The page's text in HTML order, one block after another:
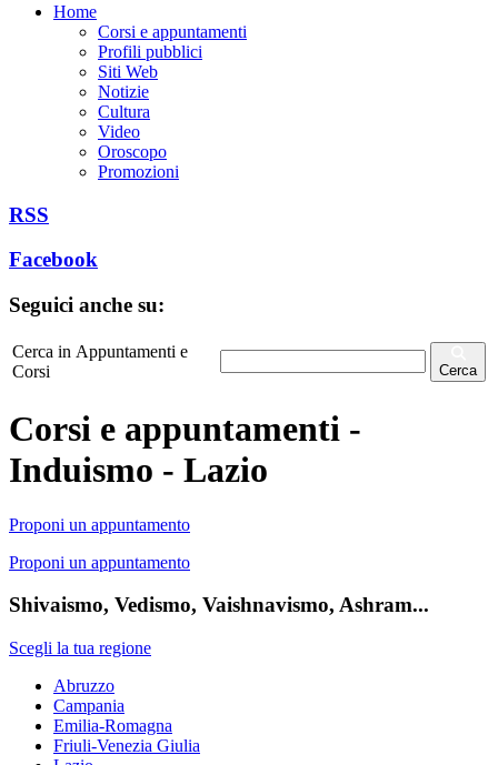
Home
Corsi e appuntamenti
Profili pubblici
Siti Web
Notizie
Cultura
Video
Oroscopo
Promozioni
RSS
Facebook
Seguici anche su:
Cerca in Appuntamenti e
Corsi
Cerca
Corsi e appuntamenti -
Induismo - Lazio
Proponi un appuntamento
Proponi un appuntamento
Shivaismo, Vedismo, Vaishnavismo, Ashram...
Scegli la tua regione
Abruzzo
Campania
Emilia-Romagna
Friuli-Venezia Giulia